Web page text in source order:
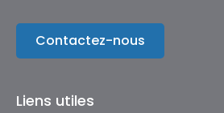
Contactez-nous
Liens utiles